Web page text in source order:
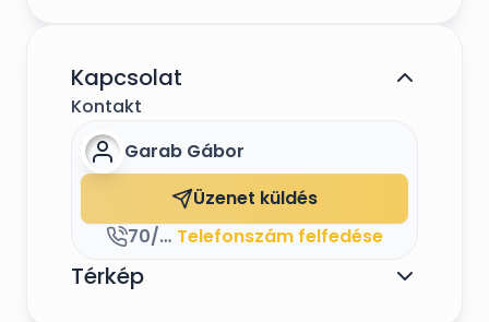
Kapcsolat
Kontakt
Garab Gábor
Üzenet küldés
70/313-2978 Telefonszám felfedése
Térkép